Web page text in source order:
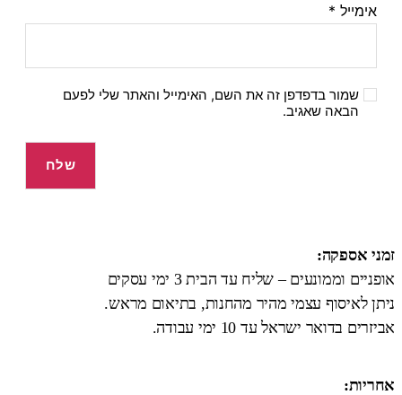
אימייל *
שמור בדפדפן זה את השם, האימייל והאתר שלי לפעם
הבאה שאגיב.
זמני אספקה:
אופניים וממונעים – שליח עד הבית 3 ימי עסקים
ניתן לאיסוף עצמי מהיר מהחנות, בתיאום מראש.
אביזרים בדואר ישראל עד 10 ימי עבודה.
אחריות: